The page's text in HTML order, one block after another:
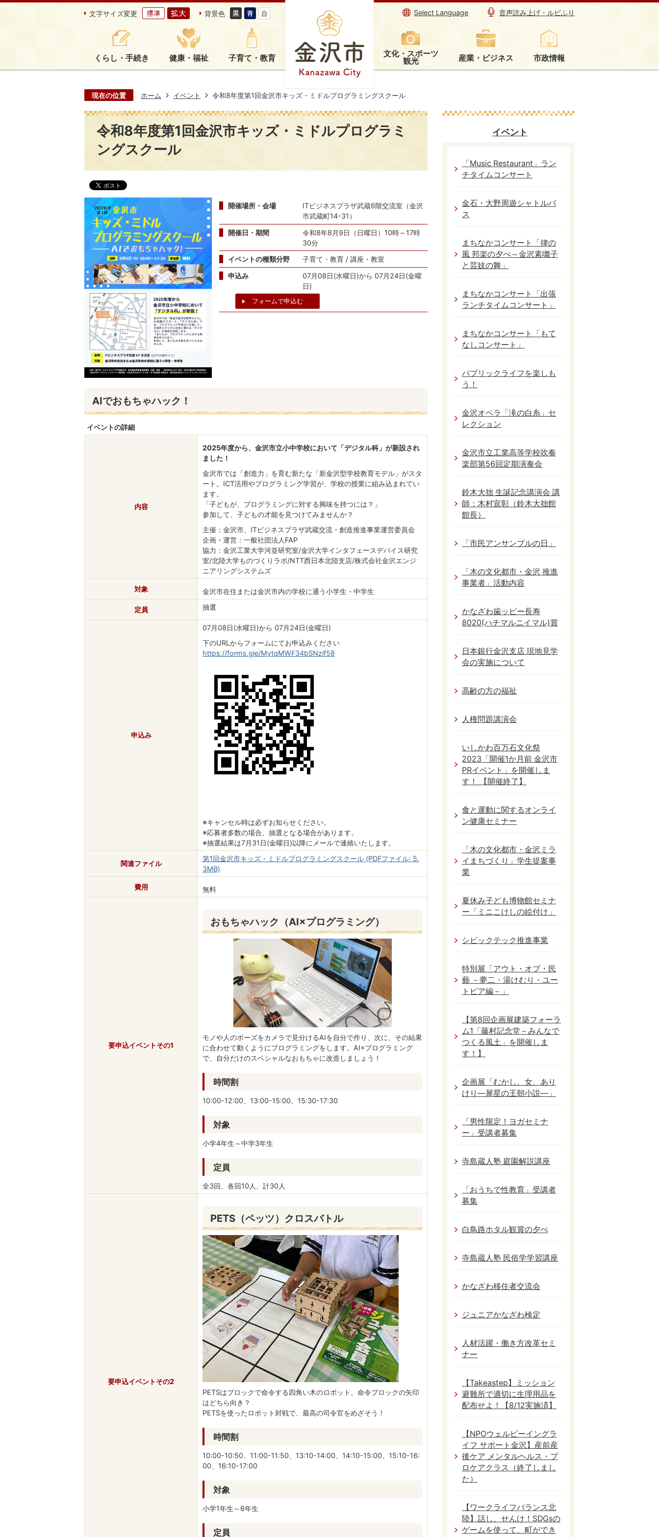
文字サイズ変更 背景色 Select Language 音声読み上げ・ルビふり
くらし・手続き 健康・福祉 子育て・教育 文化・スポーツ
観光 産業・ビジネス 市政情報
現在の位置 ホーム イベント 令和8年度第1回金沢市キッズ・ミドルプログラミングスクール
令和8年度第1回金沢市キッズ・ミドルプログラミ
ングスクール
開催場所・会場
ITビジネスプラザ武蔵6階交流室（金沢
市武蔵町14-31）
開催日・期間
令和8年8月9日（日曜日）10時～17時
30分
イベントの種類分野
子育て・教育 / 講座・教室
申込み
07月08日(水曜日)から 07月24日(金曜
日)
フォームで申込む
AIでおもちゃハック！
イベントの詳細
内容
2025年度から、金沢市立小中学校において「デジタル科」が新設され
ました！
金沢市では「創造力」を育む新たな「新金沢型学校教育モデル」がスタ
ート。ICT活用やプログラミング学習が、学校の授業に組み込まれてい
ます。
「子どもが、プログラミングに対する興味を持つには？」
参加して、子どもの才能を見つけてみませんか？
主催：金沢市、ITビジネスプラザ武蔵交流・創造推進事業運営委員会
企画・運営：一般社団法人FAP
協力：金沢工業大学河並研究室/金沢大学インタフェースデバイス研究
室/北陸大学ものづくりラボ/NTT西日本北陸支店/株式会社金沢エンジ
ニアリングシステムズ
対象 金沢市在住または金沢市内の学校に通う小学生・中学生
定員 抽選
申込み
07月08日(水曜日)から 07月24日(金曜日)
下のURLからフォームにてお申込みください
https://forms.gle/MytqMWF34bSNzif58
※キャンセル時は必ずお知らせください。
※応募者多数の場合、抽選となる場合があります。
※抽選結果は7月31日(金曜日)以降にメールで連絡いたします。
関連ファイル
第1回金沢市キッズ・ミドルプログラミングスクール (PDFファイル: 5.
3MB)
費用 無料
要申込イベントその1
おもちゃハック（AI×プログラミング）
モノや人のポーズをカメラで見分けるAIを自分で作り、次に、その結果
に合わせて動くようにプログラミングをします。AI×プログラミング
で、自分だけのスペシャルなおもちゃに改造しましょう！
時間割
10:00-12:00、13:00-15:00、15:30-17:30
対象
小学4年生～中学3年生
定員
全3回、各回10人、計30人
要申込イベントその2
PETS（ペッツ）クロスバトル
PETSはブロックで命令する四角い木のロボット。命令ブロックの矢印
はどちら向き？
PETSを使ったロボット対戦で、最高の司令官をめざそう！
時間割
10:00-10:50、11:00-11:50、13:10-14:00、14:10-15:00、15:10-16:
00、16:10-17:00
対象
小学1年生～6年生
定員
イベント
「Music Restaurant」ラン
チタイムコンサート
金石・大野周遊シャトルバ
ス
まちなかコンサート「律の
風 邦楽の夕べ～金沢素囃子
と芸妓の舞」
まちなかコンサート「出張
ランチタイムコンサート」
まちなかコンサート「もて
なしコンサート」
パブリックライフを楽しも
う！
金沢オペラ「滝の白糸」セ
レクション
金沢市立工業高等学校吹奏
楽部第56回定期演奏会
鈴木大拙 生誕記念講演会 講
師：木村宣彰（鈴木大拙館
館長）
「市民アンサンブルの日」
「木の文化都市・金沢 推進
事業者」活動内容
かなざわ歯ッピー長寿
8020(ハチマルニイマル)賞
日本銀行金沢支店 現地見学
会の実施について
高齢の方の福祉
人権問題講演会
いしかわ百万石文化祭
2023「開催1か月前 金沢市
PRイベント」を開催しま
す！ 【開催終了】
食と運動に関するオンライ
ン健康セミナー
「木の文化都市・金沢ミラ
イまちづくり」学生提案事
業
夏休み子ども博物館セミナ
ー「ミニこけしの絵付け」
シビックテック推進事業
特別展「アウト・オブ・民
藝 －夢二・湯けむり・ユー
トピア編－」
【第8回企画展建築フォーラ
ム1「藤村記念堂－みんなで
つくる風土」を開催しま
す！】
企画展「むかし、女、あり
けり―犀星の王朝小説―」
「男性限定！ヨガセミナ
ー」受講者募集
寺島蔵人塾 庭園解説講座
「おうちで性教育」受講者
募集
白鳥路ホタル観賞の夕べ
寺島蔵人塾 民俗学学習講座
かなざわ移住者交流会
ジュニアかなざわ検定
人材活躍・働き方改革セミ
ナー
【Takeastep】ミッション
避難所で適切に生理用品を
配布せよ！【8/12実施済】
【NPOウェルビーイングラ
イフ サポート金沢】産前産
後ケア メンタルヘルス・プ
ロケアクラス（終了しまし
た）
【ワークライフバランス北
陸】話し、せんけ！SDGsの
ゲームを使って、町ができ